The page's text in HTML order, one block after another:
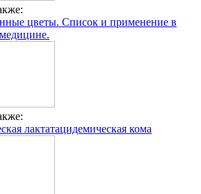
цветы. Список и применение в
лактатацидемическая кома